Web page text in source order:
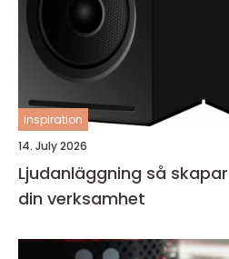
inspiration
14. July 2026
Ljudanläggning så skapar du rätt ljudmiljö för
din verksamhet